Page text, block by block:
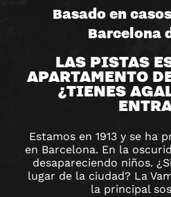
LA
DE
Basado en
Barcelona
LAS PISTAS
APARTAMENTO
¿TIENES
Estamos en 1913 y se ha
en Barcelona. En la
desapareciendo niños.
lugar de la ciudad? La
la principal